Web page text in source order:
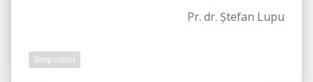
Pr. dr. Ştefan Lupu
Simpozion